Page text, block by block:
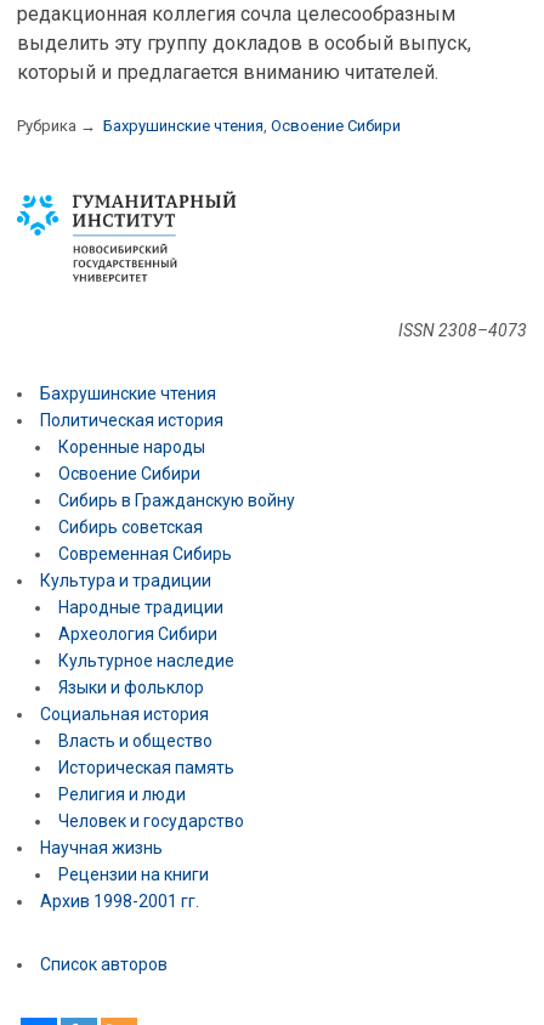
редакционная коллегия сочла целесообразным
выделить эту группу докладов в особый выпуск,
который и предлагается вниманию читателей.
Рубрика → Бахрушинские чтения Освоение Сибири
ISSN 2308–4073
Бахрушинские чтения
Политическая история
Коренные народы
Освоение Сибири
Сибирь в Гражданскую войну
Сибирь советская
Современная Сибирь
Культура и традиции
Народные традиции
Археология Сибири
Культурное наследие
Языки и фольклор
Социальная история
Власть и общество
Историческая память
Религия и люди
Человек и государство
Научная жизнь
Рецензии на книги
Архив 1998-2001 гг.
Список авторов